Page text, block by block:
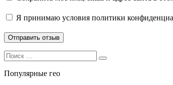
Я принимаю условия политики
Search
for:
Search
Популярные гео